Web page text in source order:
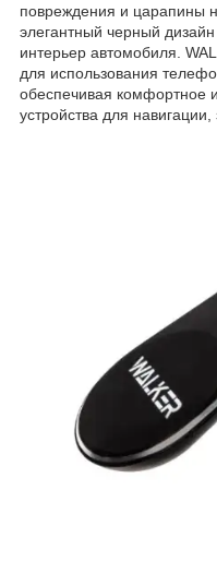
повреждения и царапины
элегантный черный
интерьер автомобиля.
для использования
обеспечивая комфортное
устройства для